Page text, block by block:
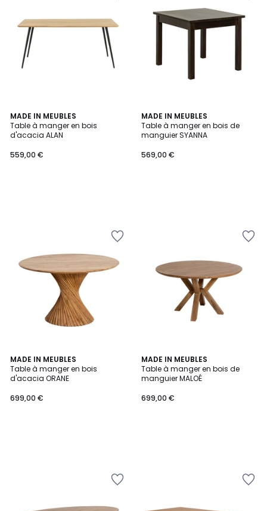
MADE IN MEUBLES
Table à manger en bois
d'acacia ALAN
559,00 €
MADE IN MEUBLES
Table à manger en bois de
manguier SYANNA
569,00 €
MADE IN MEUBLES
Table à manger en bois
d'acacia ORANE
699,00 €
MADE IN MEUBLES
Table à manger en bois de
manguier MALOÉ
699,00 €